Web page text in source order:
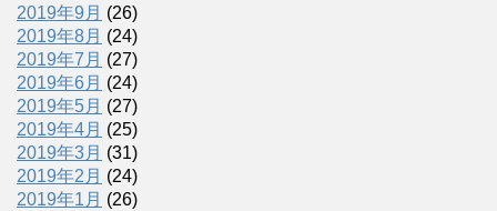
2019年9月 (26)
2019年8月 (24)
2019年7月 (27)
2019年6月 (24)
2019年5月 (27)
2019年4月 (25)
2019年3月 (31)
2019年2月 (24)
2019年1月 (26)